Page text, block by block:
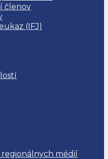
členov
(IFJ)
médií